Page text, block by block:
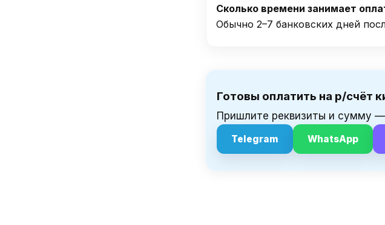
Сколько времени занимает
Обычно 2–7 банковских дней
Готовы оплатить на р/счёт
Пришлите реквизиты и сумму
Telegram WhatsApp